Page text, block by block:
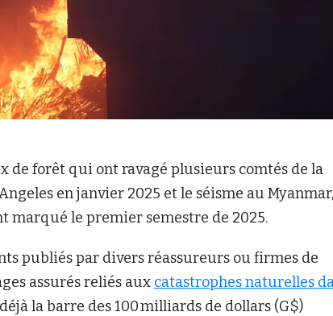
de forêt qui ont ravagé plusieurs comtés de la
en janvier 2025 et le séisme au
marqué le premier semestre de 2025.
publiés par divers réassureurs ou firmes de
assurés reliés aux catastrophes naturelles
la barre des 100 milliards de dollars (G$)